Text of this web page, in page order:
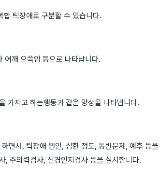
틱장애로 구분할 수 있습니다.
어깨 으쓱임 등으로 나타납니다.
가지고 하는행동과 같은 양상을 나타냅니다.
면서, 틱장애 원인, 심한 정도, 동반문제, 예후 등을
, 주의력검사, 신경인지검사 등을 실시합니다.